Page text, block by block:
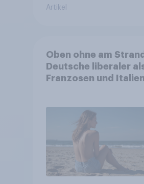
Artikel
Oben ohne am
Deutsche liberaler
Franzosen und